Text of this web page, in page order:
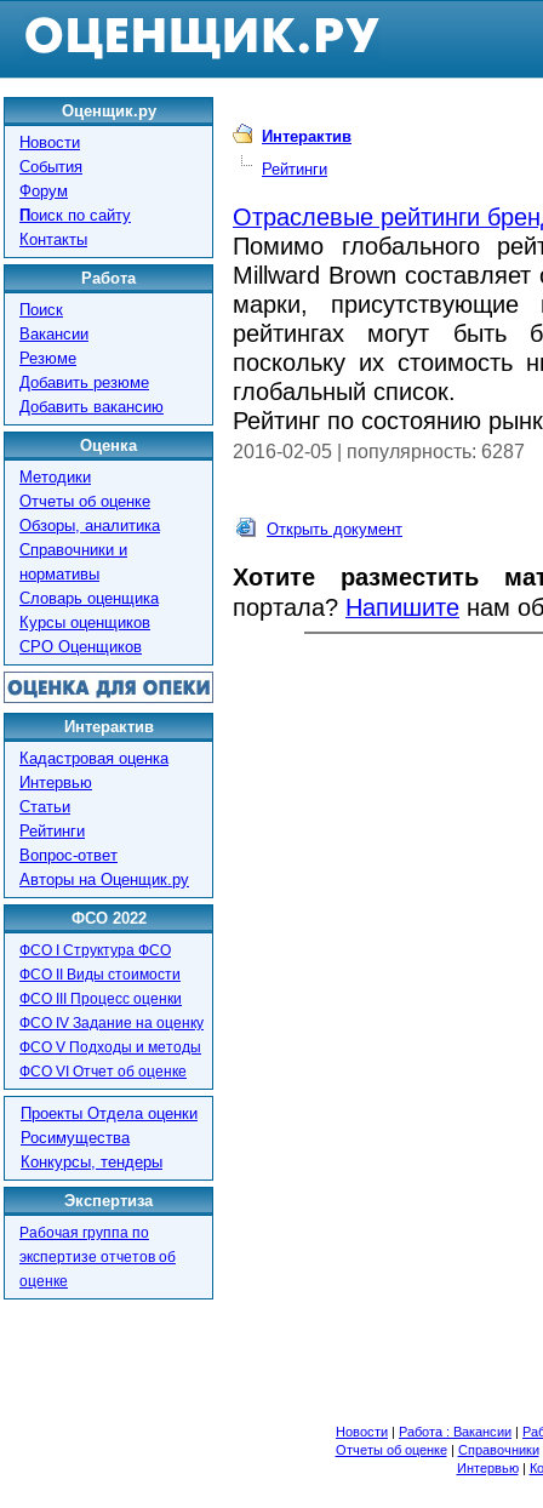
Оценщик.ру
Новости
События
Форум
Поиск по сайту
Контакты
Работа
Поиск
Вакансии
Резюме
Добавить резюме
Добавить вакансию
Оценка
Методики
Отчеты об оценке
Обзоры, аналитика
Справочники и
нормативы
Словарь оценщика
Курсы оценщиков
СРО Оценщиков
Интерактив
Кадастровая оценка
Интервью
Статьи
Рейтинги
Вопрос-ответ
Авторы на Оценщик.ру
ФСО 2022
ФСО I Структура ФСО
ФСО II Виды стоимости
ФСО III Процесс оценки
ФСО IV Задание на оценку
ФСО V Подходы и методы
ФСО VI Отчет об оценке
Проекты Отдела оценки
Росимущества
Конкурсы, тендеры
Экспертиза
Рабочая группа по
экспертизе отчетов об
оценке
Интерактив
Рейтинги
Отраслевые рейтинги
Помимо глобального
Millward Brown
марки,
рейтингах могут
поскольку их стоимость
глобальный список.
Рейтинг по состоянию
2016-02-05 | популярность: 6287
Открыть документ
Хотите разместить
портала? Напишите нам
Новости | Работа : Вакансии |
Отчеты об оценке| Справочники
Интервью|